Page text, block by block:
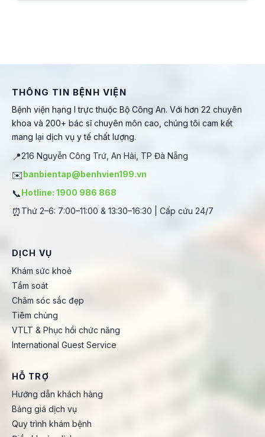
THÔNG TIN BỆNH VIỆN
Bệnh viện hạng I trực thuộc Bộ Công An. Với hơn 22 chuyên
khoa và 200+ bác sĩ chuyên môn cao, chúng tôi cam kết
mang lại dịch vụ y tế chất lượng.
📍216 Nguyễn Công Trứ, An Hải, TP Đà Nẵng
✉️banbientap@benhvien199.vn
📞Hotline: 1900 986 868
⏰ Thứ 2–6: 7:00–11:00 & 13:30–16:30 | Cấp cứu 24/7
DỊCH VỤ
Khám sức khoẻ
Tầm soát
Chăm sóc sắc đẹp
Tiêm chủng
VTLT & Phục hồi chức năng
International Guest Service
HỖ TRỢ
Hướng dẫn khách hàng
Bảng giá dịch vụ
Quy trình khám bệnh